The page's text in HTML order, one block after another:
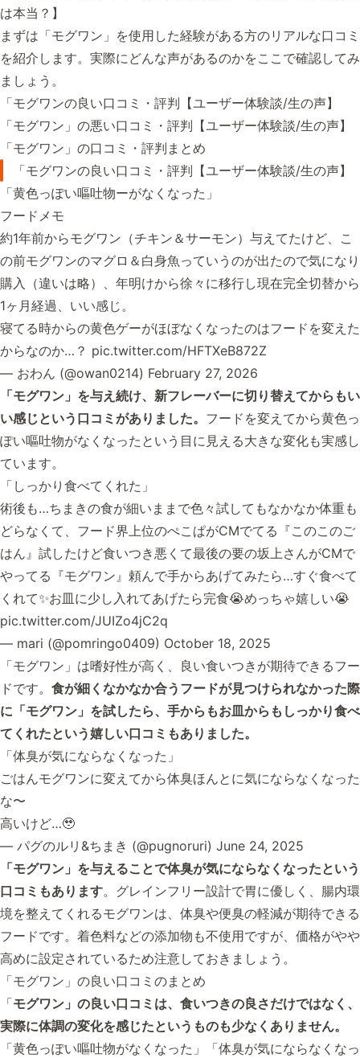
は本当？】
まずは「モグワン」を使用した経験がある方のリアルな口コミ
を紹介します。実際にどんな声があるのかをここで確認してみ
ましょう。
「モグワンの良い口コミ・評判【ユーザー体験談/生の声】
「モグワン」の悪い口コミ・評判【ユーザー体験談/生の声】
「モグワン」の口コミ・評判まとめ
「モグワンの良い口コミ・評判【ユーザー体験談/生の声】
「黄色っぽい嘔吐物ーがなくなった」
フードメモ
約1年前からモグワン（チキン＆サーモン）与えてたけど、こ
の前モグワンのマグロ＆白身魚っていうのが出たので気になり
購入（違いは略）、年明けから徐々に移行し現在完全切替から
1ヶ月経過、いい感じ。
寝てる時からの黄色ゲーがほぼなくなったのはフードを変えた
からなのか…？ pic.twitter.com/HFTXeB872Z
— おわん (@owan0214) February 27, 2026
「モグワン」を与え続け、新フレーバーに切り替えてからもい
い感じという口コミがありました。 フードを変えてから黄色っ
ぽい嘔吐物がなくなったという目に見える大きな変化も実感し
ています。
「しっかり食べてくれた」
術後も…ちまきの食が細いままで色々試してもなかなか体重も
どらなくて、フード界上位のぺこぱがCMでてる『このこのご
はん』試したけど食いつき悪くて最後の要の坂上さんがCMで
やってる『モグワン』頼んで手からあげてみたら…すぐ食べて
くれて✨お皿に少し入れてあげたら完食😭めっちゃ嬉しい😭
pic.twitter.com/JUIZo4jC2q
— mari (@pomringo0409) October 18, 2025
「モグワン」は嗜好性が高く、良い食いつきが期待できるフー
ドです。 食が細くなかなか合うフードが見つけられなかった際
に「モグワン」を試したら、手からもお皿からもしっかり食べ
てくれたという嬉しい口コミもありました。
「体臭が気にならなくなった」
ごはんモグワンに変えてから体臭ほんとに気にならなくなった
な〜
高いけど…🥹
— パグのルリ&ちまき (@pugnoruri) June 24, 2025
「モグワン」を与えることで体臭が気にならなくなったという
口コミもあります。グレインフリー設計で胃に優しく、腸内環
境を整えてくれるモグワンは、体臭や便臭の軽減が期待できる
フードです。着色料などの添加物も不使用ですが、価格がやや
高めに設定されているため注意しておきましょう。
「モグワン」の良い口コミのまとめ
「モグワン」の良い口コミは、食いつきの良さだけではなく、
実際に体調の変化を感じたというものも少なくありません。
「黄色っぽい嘔吐物がなくなった」「体臭が気にならなくなっ